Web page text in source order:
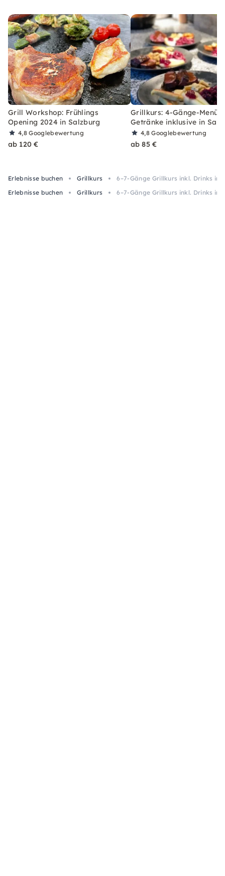
Grill Workshop: Frühlings
Opening 2024 in Salzburg
4,8Googlebewertung
ab 120 €
Grillkurs: 4-Gänge-Menü
Getränke inklusive in
4,8Googlebewertung
ab 85 €
Erlebnisse buchen Grillkurs
6–7-Gänge Grillkurs inkl. Drinks in
Erlebnisse buchen
Grillkurs 6–7-Gänge Grillkurs inkl. Drinks in